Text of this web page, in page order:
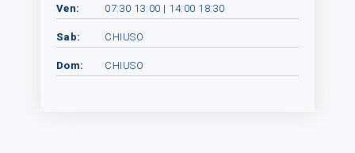
Ven: 07:30 13:00 | 14:00 18:30
Sab: CHIUSO
Dom: CHIUSO